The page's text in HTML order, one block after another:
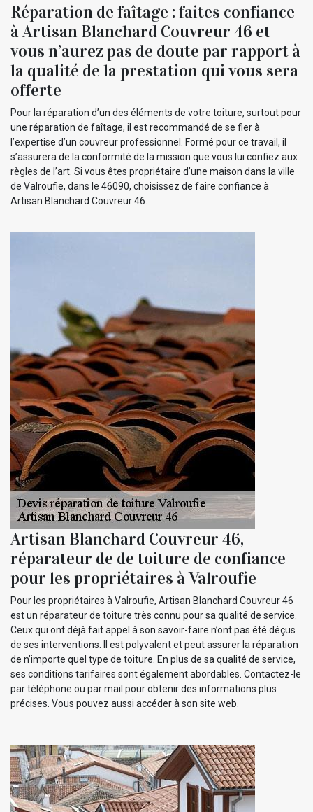
Réparation de faîtage : faites confiance
à Artisan Blanchard Couvreur 46 et
vous n’aurez pas de doute par rapport à
la qualité de la prestation qui vous sera
offerte
Pour la réparation d’un des éléments de votre toiture, surtout pour
une réparation de faîtage, il est recommandé de se fier à
l’expertise d’un couvreur professionnel. Formé pour ce travail, il
s’assurera de la conformité de la mission que vous lui confiez aux
règles de l’art. Si vous êtes propriétaire d’une maison dans la ville
de Valroufie, dans le 46090, choisissez de faire confiance à
Artisan Blanchard Couvreur 46.
Artisan Blanchard Couvreur 46,
réparateur de de toiture de confiance
pour les propriétaires à Valroufie
Pour les propriétaires à Valroufie, Artisan Blanchard Couvreur 46
est un réparateur de toiture très connu pour sa qualité de service.
Ceux qui ont déjà fait appel à son savoir-faire n’ont pas été déçus
de ses interventions. Il est polyvalent et peut assurer la réparation
de n’importe quel type de toiture. En plus de sa qualité de service,
ses conditions tarifaires sont également abordables. Contactez-le
par téléphone ou par mail pour obtenir des informations plus
précises. Vous pouvez aussi accéder à son site web.